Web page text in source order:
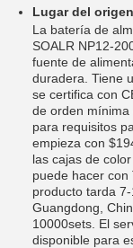
Lugar del
La batería de
SOALR NP12-
fuente de
duradera. Tiene
se certifica con
de orden mínima
para requisitos
empieza con
las cajas de
puede hacer con
producto tarda
Guangdong,
10000sets. El
disponible para